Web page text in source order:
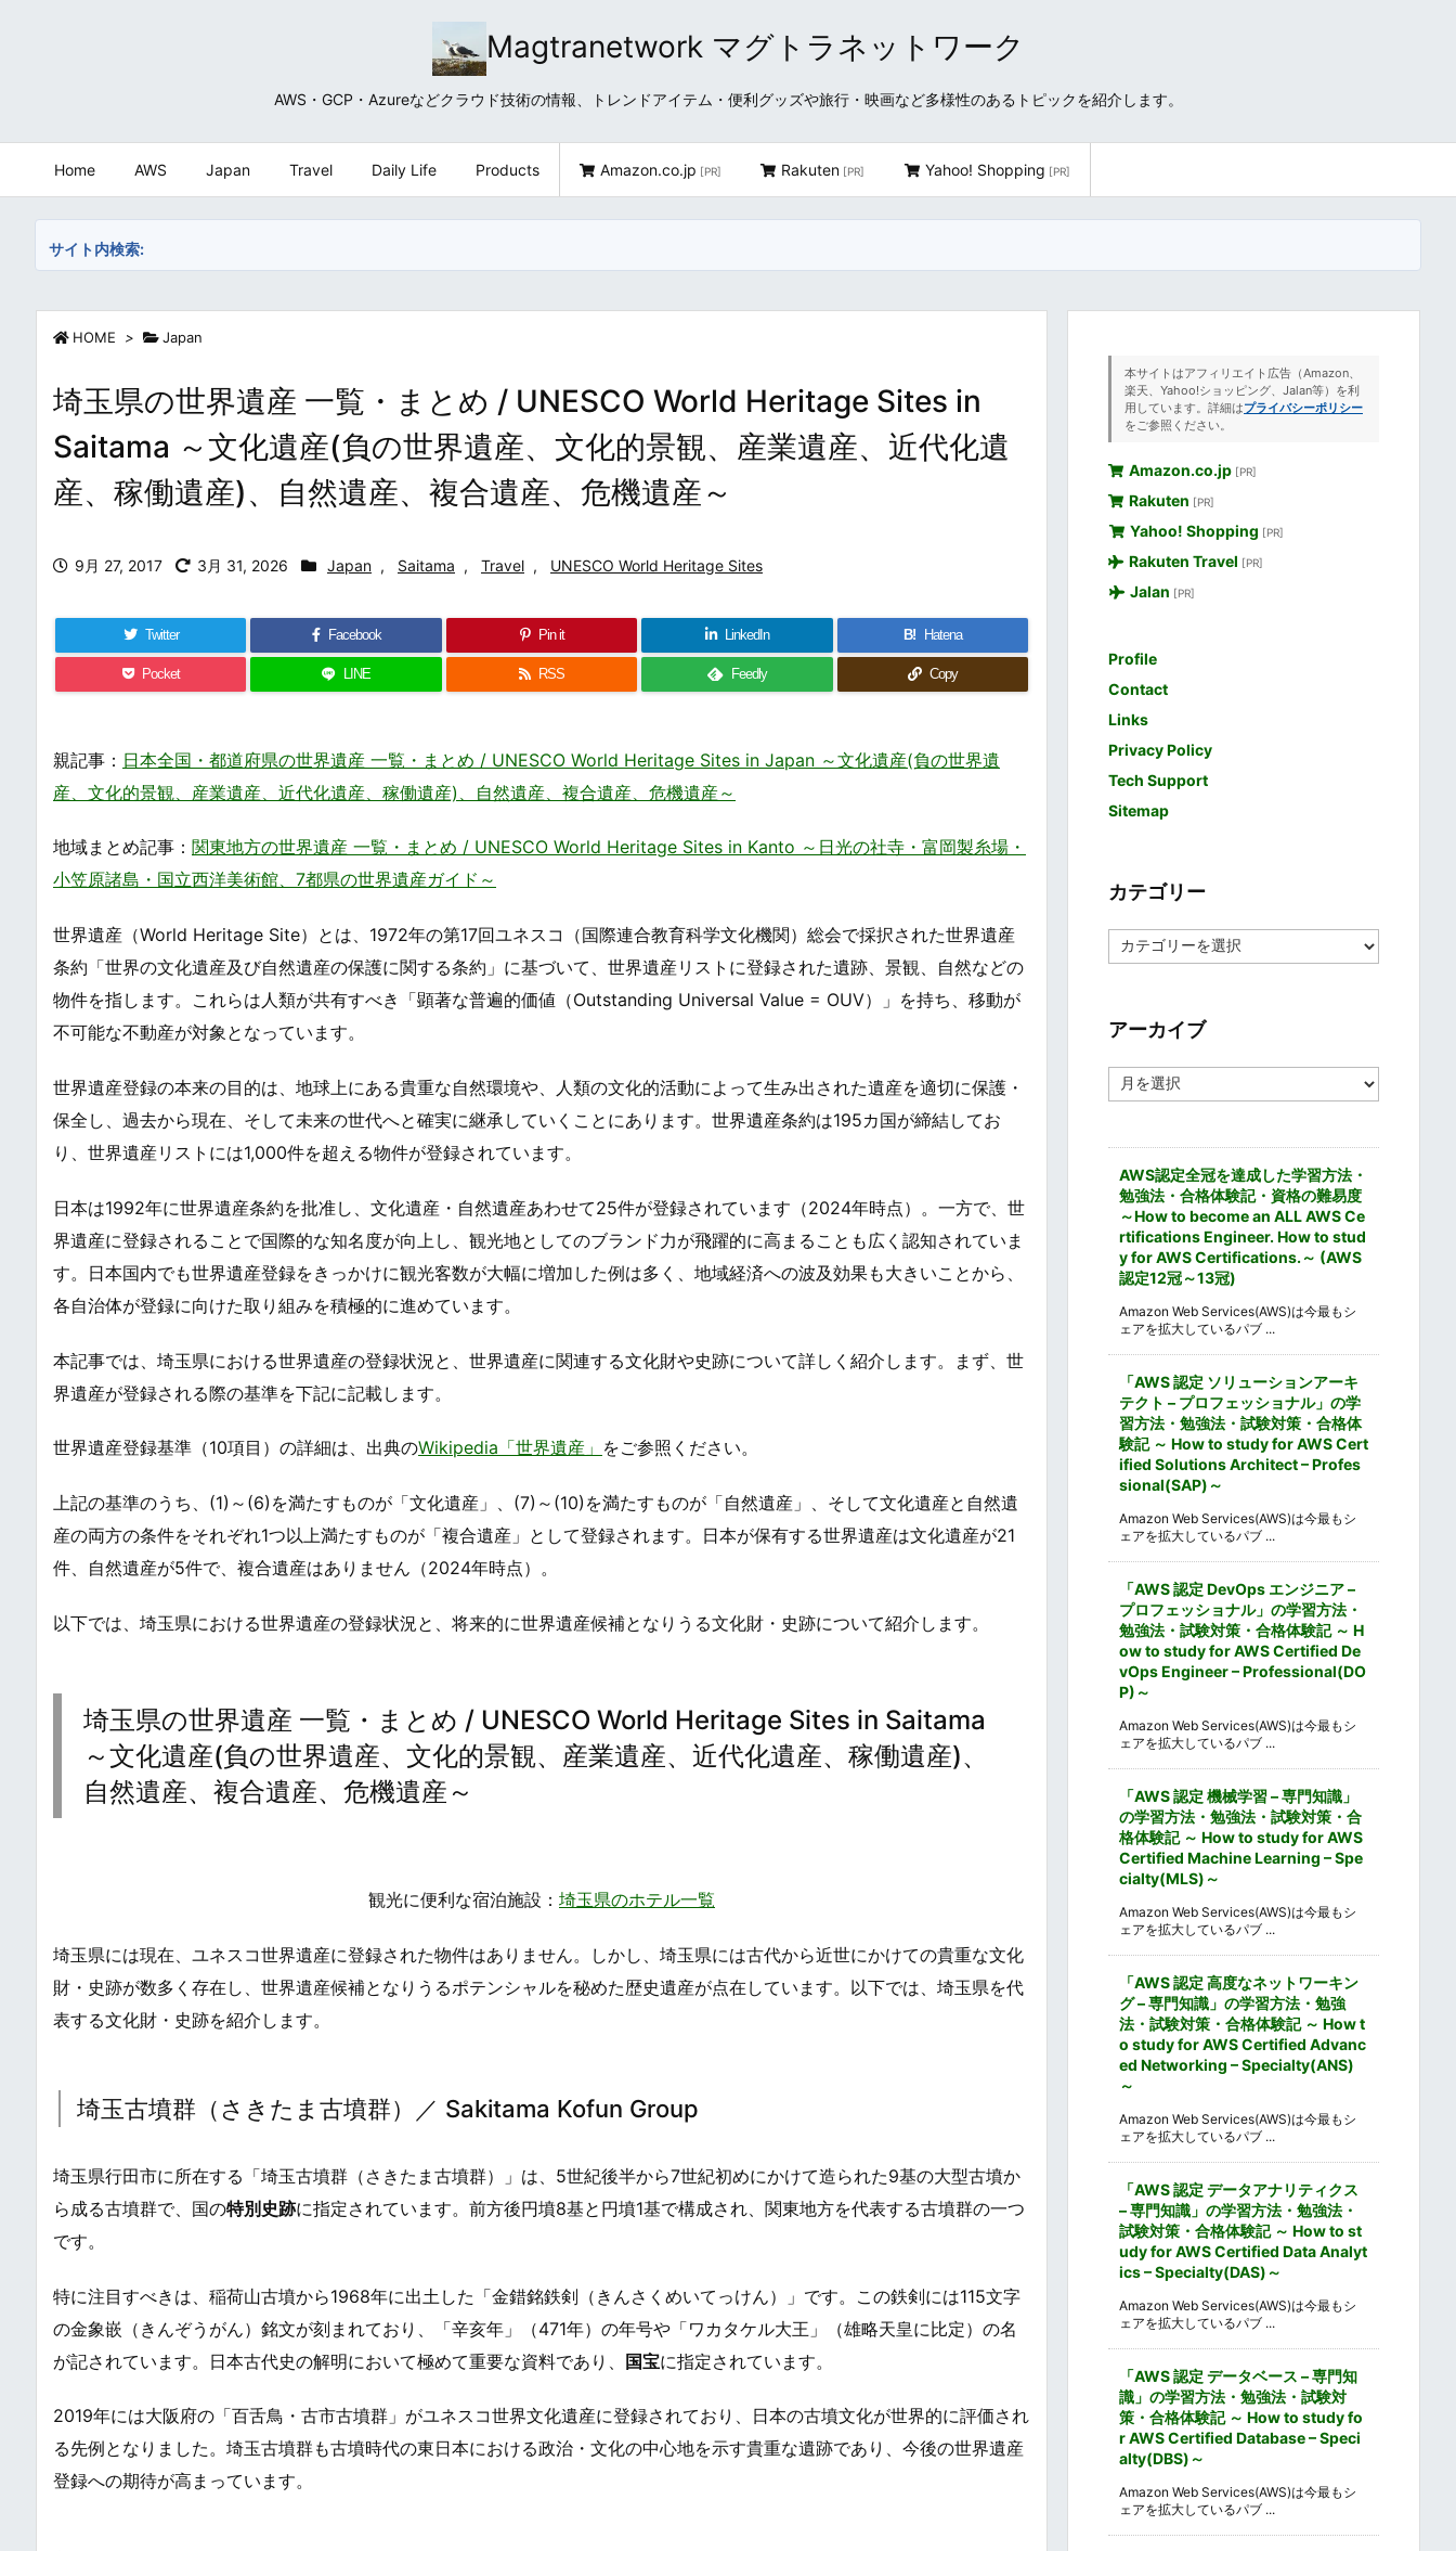
Magtranetwork マグトラネットワーク
AWS・GCP・Azureなどクラウド技術の情報、トレンドアイテム・便利グッズや旅行・映画など多様性のあるトピックを紹介します。
Home AWS Japan Travel Daily Life Products Amazon.co.jp [PR] Rakuten [PR] Yahoo! Shopping [PR]
サイト内検索:
HOME > Japan
埼玉県の世界遺産 一覧・まとめ / UNESCO World Heritage Sites in
Saitama ～文化遺産(負の世界遺産、文化的景観、産業遺産、近代化遺
産、稼働遺産)、自然遺産、複合遺産、危機遺産～
9月 27, 2017 3月 31, 2026 Japan , Saitama , Travel , UNESCO World Heritage Sites
Twitter Facebook Pin it LinkedIn B! Hatena
Pocket LINE RSS Feedly Copy
親記事： 日本全国・都道府県の世界遺産 一覧・まとめ / UNESCO World Heritage Sites in Japan ～文化遺産(負の世界遺
産、文化的景観、産業遺産、近代化遺産、稼働遺産)、自然遺産、複合遺産、危機遺産～
地域まとめ記事： 関東地方の世界遺産 一覧・まとめ / UNESCO World Heritage Sites in Kanto ～日光の社寺・富岡製糸場・
小笠原諸島・国立西洋美術館、7都県の世界遺産ガイド～
世界遺産（World Heritage Site）とは、1972年の第17回ユネスコ（国際連合教育科学文化機関）総会で採択された世界遺産
条約「世界の文化遺産及び自然遺産の保護に関する条約」に基づいて、世界遺産リストに登録された遺跡、景観、自然などの
物件を指します。これらは人類が共有すべき「顕著な普遍的価値（Outstanding Universal Value = OUV）」を持ち、移動が
不可能な不動産が対象となっています。
世界遺産登録の本来の目的は、地球上にある貴重な自然環境や、人類の文化的活動によって生み出された遺産を適切に保護・
保全し、過去から現在、そして未来の世代へと確実に継承していくことにあります。世界遺産条約は195カ国が締結してお
り、世界遺産リストには1,000件を超える物件が登録されています。
日本は1992年に世界遺産条約を批准し、文化遺産・自然遺産あわせて25件が登録されています（2024年時点）。一方で、世
界遺産に登録されることで国際的な知名度が向上し、観光地としてのブランド力が飛躍的に高まることも広く認知されていま
す。日本国内でも世界遺産登録をきっかけに観光客数が大幅に増加した例は多く、地域経済への波及効果も大きいことから、
各自治体が登録に向けた取り組みを積極的に進めています。
本記事では、埼玉県における世界遺産の登録状況と、世界遺産に関連する文化財や史跡について詳しく紹介します。まず、世
界遺産が登録される際の基準を下記に記載します。
世界遺産登録基準（10項目）の詳細は、出典のWikipedia「世界遺産」 をご参照ください。
上記の基準のうち、(1)～(6)を満たすものが「文化遺産」、(7)～(10)を満たすものが「自然遺産」、そして文化遺産と自然遺
産の両方の条件をそれぞれ1つ以上満たすものが「複合遺産」として登録されます。日本が保有する世界遺産は文化遺産が21
件、自然遺産が5件で、複合遺産はありません（2024年時点）。
以下では、埼玉県における世界遺産の登録状況と、将来的に世界遺産候補となりうる文化財・史跡について紹介します。
埼玉県の世界遺産 一覧・まとめ / UNESCO World Heritage Sites in Saitama
～文化遺産(負の世界遺産、文化的景観、産業遺産、近代化遺産、稼働遺産)、
自然遺産、複合遺産、危機遺産～
観光に便利な宿泊施設： 埼玉県のホテル一覧
埼玉県には現在、ユネスコ世界遺産に登録された物件はありません。しかし、埼玉県には古代から近世にかけての貴重な文化
財・史跡が数多く存在し、世界遺産候補となりうるポテンシャルを秘めた歴史遺産が点在しています。以下では、埼玉県を代
表する文化財・史跡を紹介します。
埼玉古墳群（さきたま古墳群）／ Sakitama Kofun Group
埼玉県行田市に所在する「埼玉古墳群（さきたま古墳群）」は、5世紀後半から7世紀初めにかけて造られた9基の大型古墳か
ら成る古墳群で、国の特別史跡に指定されています。前方後円墳8基と円墳1基で構成され、関東地方を代表する古墳群の一つ
です。
特に注目すべきは、稲荷山古墳から1968年に出土した「金錯銘鉄剣（きんさくめいてっけん）」です。この鉄剣には115文字
の金象嵌（きんぞうがん）銘文が刻まれており、「辛亥年」（471年）の年号や「ワカタケル大王」（雄略天皇に比定）の名
が記されています。日本古代史の解明において極めて重要な資料であり、 国宝に指定されています。
2019年には大阪府の「百舌鳥・古市古墳群」がユネスコ世界文化遺産に登録されており、日本の古墳文化が世界的に評価され
る先例となりました。埼玉古墳群も古墳時代の東日本における政治・文化の中心地を示す貴重な遺跡であり、今後の世界遺産
登録への期待が高まっています。
本サイトはアフィリエイト広告（Amazon、
楽天、Yahoo!ショッピング、Jalan等）を利
用しています。詳細はプライバシーポリシー
をご参照ください。
Amazon.co.jp [PR]
Rakuten [PR]
Yahoo! Shopping [PR]
Rakuten Travel [PR]
Jalan [PR]
Profile
Contact
Links
Privacy Policy
Tech Support
Sitemap
カテゴリー
テ
ー
アーカイブ
ー
AWS認定全冠を達成した学習方法・
勉強法・合格体験記・資格の難易度
～How to become an ALL AWS Ce
rtifications Engineer. How to stud
y for AWS Certifications.～ (AWS
認定12冠～13冠)
Amazon Web Services(AWS)は今最もシ
ェアを拡大しているパブ ...
「AWS 認定 ソリューションアーキ
テクト – プロフェッショナル」の学
習方法・勉強法・試験対策・合格体
験記 ～ How to study for AWS Cert
ified Solutions Architect – Profes
sional(SAP)～
Amazon Web Services(AWS)は今最もシ
ェアを拡大しているパブ ...
「AWS 認定 DevOps エンジニア –
プロフェッショナル」の学習方法・
勉強法・試験対策・合格体験記 ～ H
ow to study for AWS Certified De
vOps Engineer – Professional(DO
P)～
Amazon Web Services(AWS)は今最もシ
ェアを拡大しているパブ ...
「AWS 認定 機械学習 – 専門知識」
の学習方法・勉強法・試験対策・合
格体験記 ～ How to study for AWS
Certified Machine Learning – Spe
cialty(MLS)～
Amazon Web Services(AWS)は今最もシ
ェアを拡大しているパブ ...
「AWS 認定 高度なネットワーキン
グ – 専門知識」の学習方法・勉強
法・試験対策・合格体験記 ～ How t
o study for AWS Certified Advanc
ed Networking – Specialty(ANS)
～
Amazon Web Services(AWS)は今最もシ
ェアを拡大しているパブ ...
「AWS 認定 データアナリティクス
– 専門知識」の学習方法・勉強法・
試験対策・合格体験記 ～ How to st
udy for AWS Certified Data Analyt
ics – Specialty(DAS)～
Amazon Web Services(AWS)は今最もシ
ェアを拡大しているパブ ...
「AWS 認定 データベース – 専門知
識」の学習方法・勉強法・試験対
策・合格体験記 ～ How to study fo
r AWS Certified Database – Speci
alty(DBS)～
Amazon Web Services(AWS)は今最もシ
ェアを拡大しているパブ ...